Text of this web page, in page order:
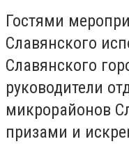
Гостями
Славянского
Славянского
руководители
микрорайонов
призами и